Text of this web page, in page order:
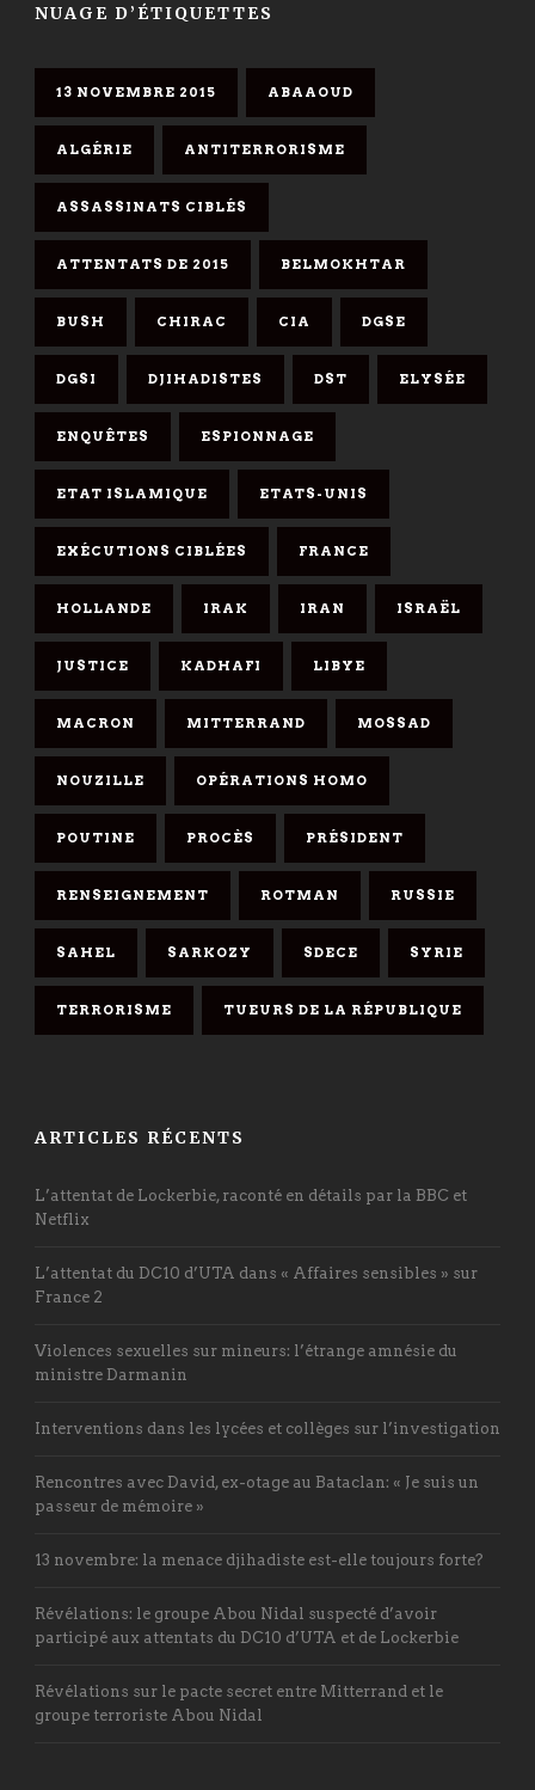
NUAGE D’ÉTIQUETTES
13 NOVEMBRE 2015 ABAAOUD
ALGÉRIE ANTITERRORISME
ASSASSINATS CIBLÉS
ATTENTATS DE 2015 BELMOKHTAR
BUSH CHIRAC CIA DGSE
DGSI DJIHADISTES DST ELYSÉE
ENQUÊTES ESPIONNAGE
ETAT ISLAMIQUE ETATS-UNIS
EXÉCUTIONS CIBLÉES FRANCE
HOLLANDE IRAK IRAN ISRAËL
JUSTICE KADHAFI LIBYE
MACRON MITTERRAND MOSSAD
NOUZILLE OPÉRATIONS HOMO
POUTINE PROCÈS PRÉSIDENT
RENSEIGNEMENT ROTMAN RUSSIE
SAHEL SARKOZY SDECE SYRIE
TERRORISME TUEURS DE LA RÉPUBLIQUE
ARTICLES RÉCENTS
L’attentat de Lockerbie, raconté en détails par la BBC et
Netflix
L’attentat du DC10 d’UTA dans « Affaires sensibles » sur
France 2
Violences sexuelles sur mineurs: l’étrange amnésie du
ministre Darmanin
Interventions dans les lycées et collèges sur l’investigation
Rencontres avec David, ex-otage au Bataclan: « Je suis un
passeur de mémoire »
13 novembre: la menace djihadiste est-elle toujours forte?
Révélations: le groupe Abou Nidal suspecté d’avoir
participé aux attentats du DC10 d’UTA et de Lockerbie
Révélations sur le pacte secret entre Mitterrand et le
groupe terroriste Abou Nidal